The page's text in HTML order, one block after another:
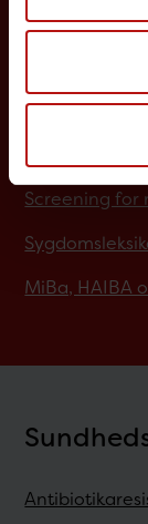
Det danske
Job på SSI
Screening for
MiBa, HAIBA